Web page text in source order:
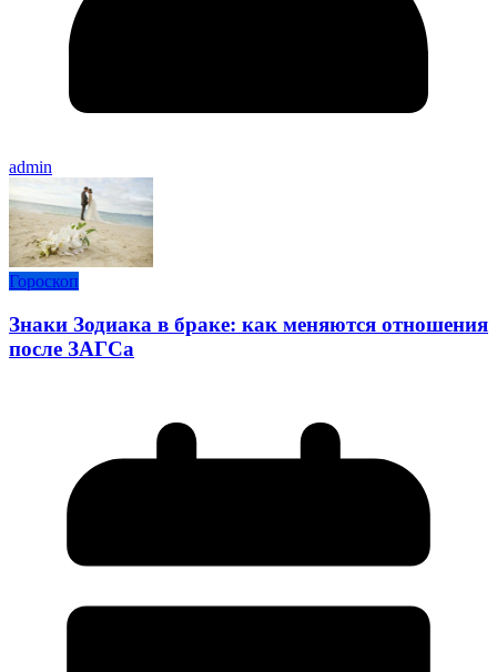
admin
Гороскоп
Знаки Зодиака в браке: как меняются отношения
после ЗАГСа